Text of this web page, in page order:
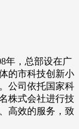
年，总部设在广
的市科技创新小
公司依托国家科
株式会社进行技
高效的服务，致